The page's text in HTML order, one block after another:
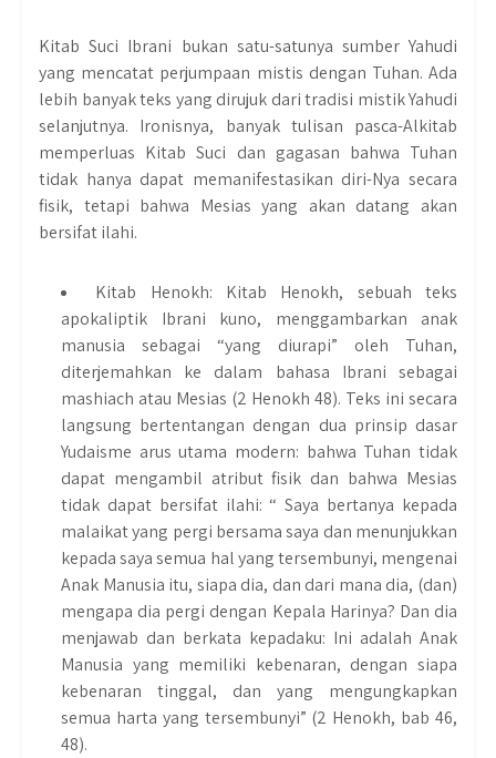
Kitab Suci Ibrani bukan satu-satunya sumber Yahudi
yang mencatat perjumpaan mistis dengan Tuhan. Ada
lebih banyak teks yang dirujuk dari tradisi mistik Yahudi
selanjutnya. Ironisnya, banyak tulisan pasca-Alkitab
memperluas Kitab Suci dan gagasan bahwa Tuhan
tidak hanya dapat memanifestasikan diri-Nya secara
fisik, tetapi bahwa Mesias yang akan datang akan
bersifat ilahi.
Kitab Henokh: Kitab Henokh, sebuah teks
apokaliptik Ibrani kuno, menggambarkan anak
manusia sebagai “yang diurapi” oleh Tuhan,
diterjemahkan ke dalam bahasa Ibrani sebagai
mashiach atau Mesias (2 Henokh 48). Teks ini secara
langsung bertentangan dengan dua prinsip dasar
Yudaisme arus utama modern: bahwa Tuhan tidak
dapat mengambil atribut fisik dan bahwa Mesias
tidak dapat bersifat ilahi: “ Saya bertanya kepada
malaikat yang pergi bersama saya dan menunjukkan
kepada saya semua hal yang tersembunyi, mengenai
Anak Manusia itu, siapa dia, dan dari mana dia, (dan)
mengapa dia pergi dengan Kepala Harinya? Dan dia
menjawab dan berkata kepadaku: Ini adalah Anak
Manusia yang memiliki kebenaran, dengan siapa
kebenaran tinggal, dan yang mengungkapkan
semua harta yang tersembunyi” (2 Henokh, bab 46,
48).